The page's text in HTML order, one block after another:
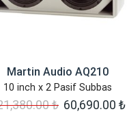
Martin Audio AQ210
10 inch x 2 Pasif Subbas
₺ Orijinal
60,690.00 ₺